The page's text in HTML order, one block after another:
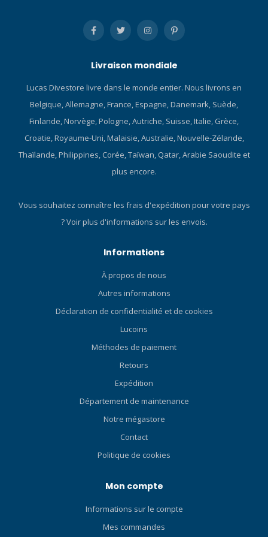
Livraison mondiale
Lucas Divestore livre dans le monde entier. Nous livrons en
Belgique, Allemagne, France, Espagne, Danemark, Suède,
Finlande, Norvège, Pologne, Autriche, Suisse, Italie, Grèce,
Croatie, Royaume-Uni, Malaisie, Australie, Nouvelle-Zélande,
Thaïlande, Philippines, Corée, Taïwan, Qatar, Arabie Saoudite et
plus encore.
Vous souhaitez connaître les frais d'expédition pour votre pays
?Voir plus d'informations sur les envois.
Informations
À propos de nous
Autres informations
Déclaration de confidentialité et de cookies
Lucoins
Méthodes de paiement
Retours
Expédition
Département de maintenance
Notre mégastore
Contact
Politique de cookies
Mon compte
Informations sur le compte
Mes commandes